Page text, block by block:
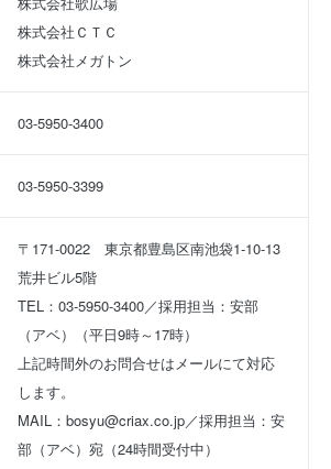
株式会社ＣＴＣ
株式会社メガトン
03-5950-3400
03-5950-3399
〒171-0022　東京都豊島区南池袋1-10-13
荒井ビル5階
TEL：03-5950-3400／採用担当：安部
（アベ）（平日9時～17時）
上記時間外のお問合せはメールにて対応
します。
MAIL：bosyu@criax.co.jp／採用担当：安
部（アベ）宛（24時間受付中）